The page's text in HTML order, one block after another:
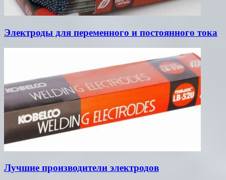
Электроды для переменного и постоянного тока
Лучшие производители электродов